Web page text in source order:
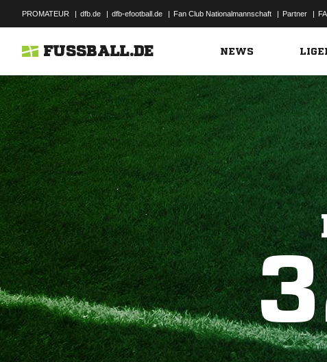
PROMATEUR | dfb.de | dfb-efootball.de | Fan Club Nationalmannschaft | Partner |
FUSSBALL.DE NEWS